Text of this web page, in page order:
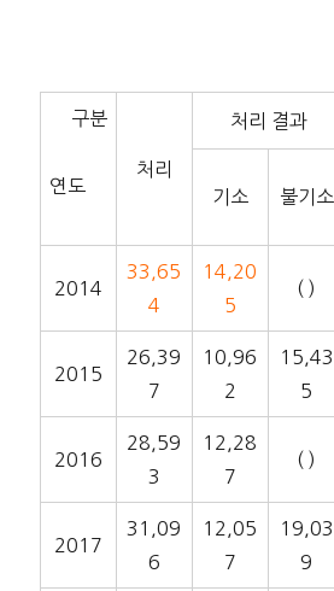
구분
연도
처리
처리 결과
기소 불기소
2014
33,65
4
14,20
5
( )
2015
26,39
7
10,96
2
15,43
5
2016
28,59
3
12,28
7
( )
2017
31,09
6
12,05
7
19,03
9